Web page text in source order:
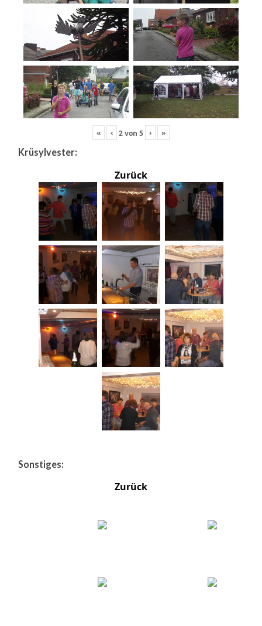
« ‹ 2von 5 › »
Krüsylvester:
Zurück
Sonstiges:
Zurück